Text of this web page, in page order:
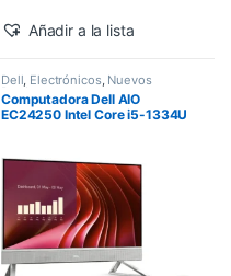
Añadir a la lista
Dell Electrónicos, Nuevos
Productos
Computadora Dell AIO
EC24250 Intel Core i5-1334U